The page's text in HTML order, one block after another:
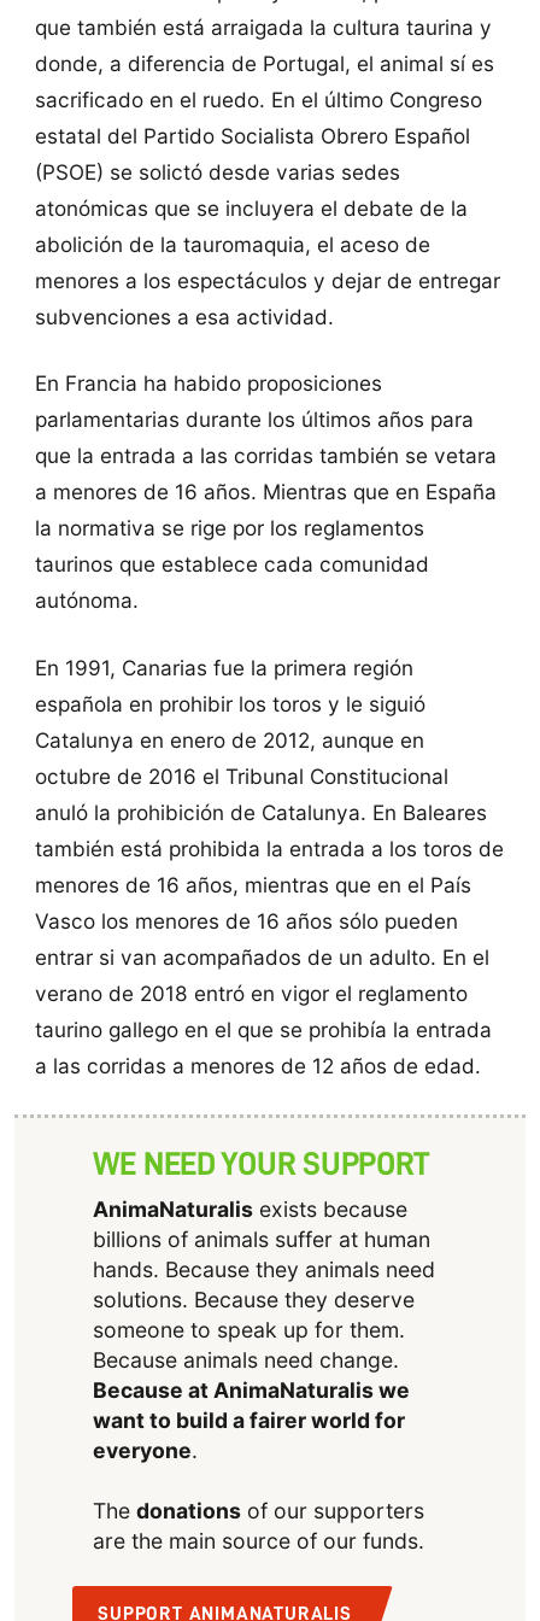
que también está arraigada la cultura taurina y
donde, a diferencia de Portugal, el animal sí es
sacrificado en el ruedo. En el último Congreso
estatal del Partido Socialista Obrero Español
(PSOE) se solictó desde varias sedes
atonómicas que se incluyera el debate de la
abolición de la tauromaquia, el aceso de
menores a los espectáculos y dejar de entregar
subvenciones a esa actividad.
En Francia ha habido proposiciones
parlamentarias durante los últimos años para
que la entrada a las corridas también se vetara
a menores de 16 años. Mientras que en España
la normativa se rige por los reglamentos
taurinos que establece cada comunidad
autónoma.
En 1991, Canarias fue la primera región
española en prohibir los toros y le siguió
Catalunya en enero de 2012, aunque en
octubre de 2016 el Tribunal Constitucional
anuló la prohibición de Catalunya. En Baleares
también está prohibida la entrada a los toros de
menores de 16 años, mientras que en el País
Vasco los menores de 16 años sólo pueden
entrar si van acompañados de un adulto. En el
verano de 2018 entró en vigor el reglamento
taurino gallego en el que se prohibía la entrada
a las corridas a menores de 12 años de edad.
WE NEED YOUR SUPPORT
AnimaNaturalisexists because
billions of animals suffer at human
hands. Because they animals need
solutions. Because they deserve
someone to speak up for them.
Because animals need change.
Because at AnimaNaturalis we
want to build a fairer world for
everyone.
The donationsof our supporters
are the main source of our funds.
SUPPORT ANIMANATURALIS